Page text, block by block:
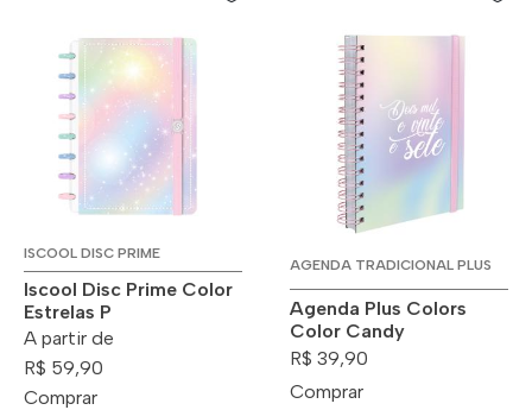
ISCOOL DISC PRIME
Iscool Disc Prime Color
Estrelas P
A partir de
R$ 59,90
Comprar
AGENDA TRADICIONAL PLUS
Agenda Plus Colors
Color Candy
R$ 39,90
Comprar